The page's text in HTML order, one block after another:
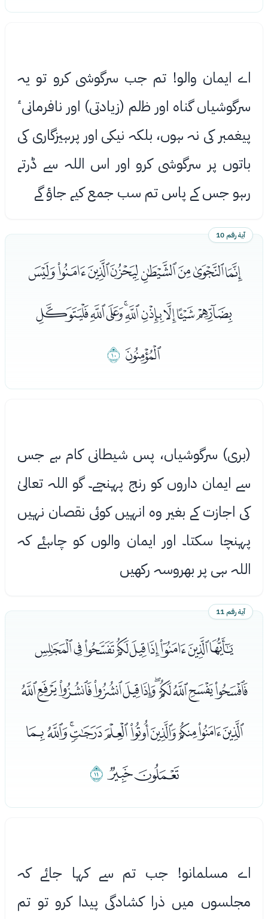
اے ایمان والو! تم جب سرگوشی کرو تو یہ
سرگوشیاں گناه اور ﻇلم (زیادتی) اور نافرمانیٴ
پیغمبر کی نہ ہوں، بلکہ نیکی اور پرہیزگاری کی
باتوں پر سرگوشی کرو اور اس اللہ سے ڈرتے
رہو جس کے پاس تم سب جمع کیے جاؤ گے
آية رقم 10
ﯤﯥﯦﯧﯨﯩﯪﯫ
ﯬﯭﯮﯯﯰﯱﯲﯳﯴ
ﯵﯶ
(بری) سرگوشیاں، پس شیطانی کام ہے جس
سے ایمان داروں کو رنج پہنچے۔ گو اللہ تعالیٰ
کی اجازت کے بغیر وه انہیں کوئی نقصان نہیں
پہنچا سکتا۔ اور ایمان والوں کو چاہئے کہ
اللہ ہی پر بھروسہ رکھیں
آية رقم 11
ﯷﯸﯹﯺﯻﯼﯽﯾﯿ
ﰀﰁﰂﰃﰄﰅﰆﰇﰈﰉﰊ
ﰋﰌﰍﰎﰏﰐﰑﰒﰓﰔ
ﰕﰖﰗ
اے مسلمانو! جب تم سے کہا جائے کہ
مجلسوں میں ذرا کشادگی پیدا کرو تو تم